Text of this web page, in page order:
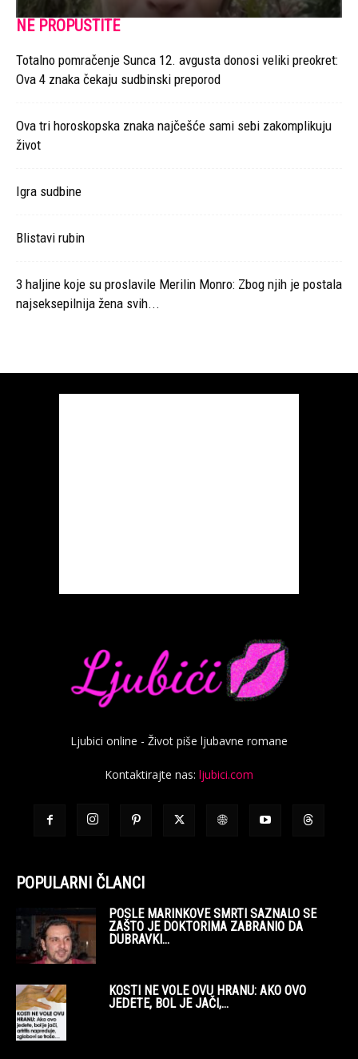
NE PROPUSTITE
Totalno pomračenje Sunca 12. avgusta donosi veliki preokret:
Ova 4 znaka čekaju sudbinski preporod
Ova tri horoskopska znaka najčešće sami sebi zakomplikuju
život
Igra sudbine
Blistavi rubin
3 haljine koje su proslavile Merilin Monro: Zbog njih je postala
najseksepilnija žena svih...
Ljubici online - Život piše ljubavne romane
Kontaktirajte nas: ljubici.com
POPULARNI ČLANCI
POSLE MARINKOVE SMRTI SAZNALO SE
ZAŠTO JE DOKTORIMA ZABRANIO DA
DUBRAVKI...
KOSTI NE VOLE OVU HRANU: AKO OVO
JEDETE, BOL JE JAČI,...